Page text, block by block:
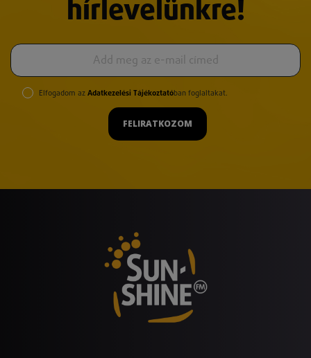
hírlevelünkre!
Elfogadom az Adatkezelési Tájékoztatóban foglaltakat.
FELIRATKOZOM